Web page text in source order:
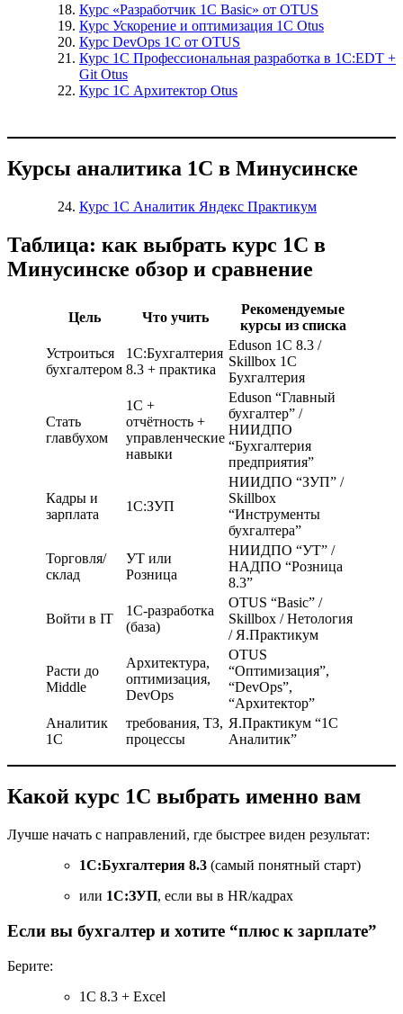
Курс «Разработчик 1С Basic» от OTUS
Курс Ускорение и оптимизация 1С Otus
Курс DevOps 1С от OTUS
Курс 1С Профессиональная разработка в 1С:EDT +
Git Otus
Курс 1С Архитектор Otus
Курсы аналитика 1С в Минусинске
Курс 1С Аналитик Яндекс Практикум
Таблица: как выбрать курс 1С в
Минусинске обзор и сравнение
Цель Что учить
Рекомендуемые
курсы из списка
Устроиться
бухгалтером
1С:Бухгалтерия
8.3 + практика
Eduson 1С 8.3 /
Skillbox 1С
Бухгалтерия
Стать
главбухом
1С +
отчётность +
управленческие
навыки
Eduson “Главный
бухгалтер” /
НИИДПО
“Бухгалтерия
предприятия”
Кадры и
зарплата
1С:ЗУП
НИИДПО “ЗУП” /
Skillbox
“Инструменты
бухгалтера”
Торговля/
склад
УТ или
Розница
НИИДПО “УТ” /
НАДПО “Розница
8.3”
Войти в IT
1С-разработка
(база)
OTUS “Basic” /
Skillbox / Нетология
/ Я.Практикум
Расти до
Middle
Архитектура,
оптимизация,
DevOps
OTUS
“Оптимизация”,
“DevOps”,
“Архитектор”
Аналитик
1С
требования, ТЗ,
процессы
Я.Практикум “1С
Аналитик”
Какой курс 1С выбрать именно вам
Лучше начать с направлений, где быстрее виден результат:
1С:Бухгалтерия 8.3 (самый понятный старт)
или 1С:ЗУП, если вы в HR/кадрах
Если вы бухгалтер и хотите “плюс к зарплате”
Берите:
1С 8.3 + Excel